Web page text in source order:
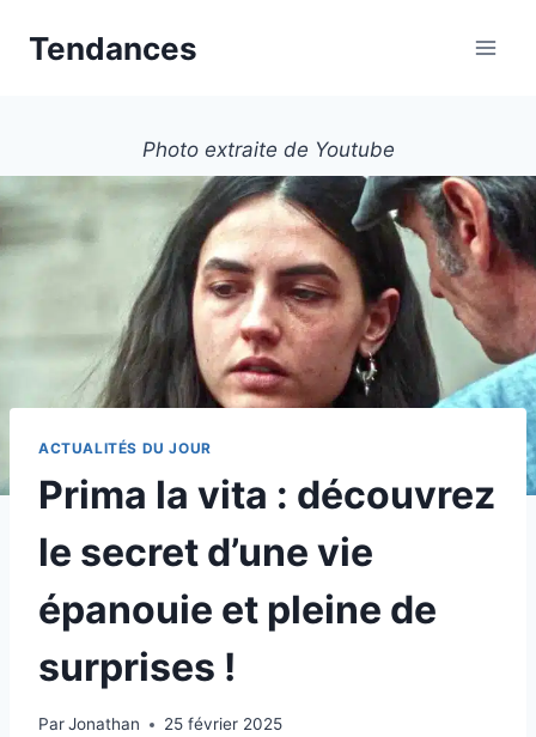
Tendances
Photo extraite de Youtube
ACTUALITÉS DU JOUR
Prima la vita : découvrez
le secret d’une vie
épanouie et pleine de
surprises !
ParJonathan 25 février 2025